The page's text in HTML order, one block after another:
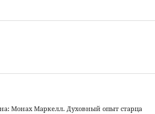
Монах Маркелл. Духовный опыт старца